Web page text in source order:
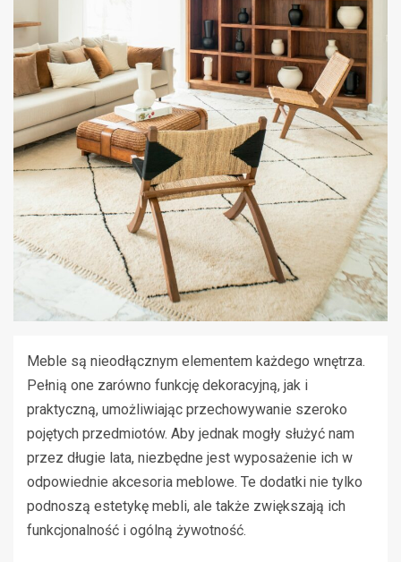
Meble są nieodłącznym elementem każdego wnętrza.
Pełnią one zarówno funkcję dekoracyjną, jak i
praktyczną, umożliwiając przechowywanie szeroko
pojętych przedmiotów. Aby jednak mogły służyć nam
przez długie lata, niezbędne jest wyposażenie ich w
odpowiednie akcesoria meblowe. Te dodatki nie tylko
podnoszą estetykę mebli, ale także zwiększają ich
funkcjonalność i ogólną żywotność.